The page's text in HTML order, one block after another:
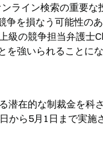
ライン検索の重要な
争を損なう可能性の
級の競争担当弁護士
を強いられることに
潜在的な制裁金を科
から5月1日まで実施